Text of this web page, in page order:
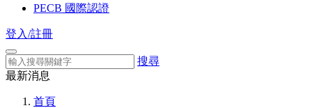
PECB 國際認證
登入/註冊
搜尋
最新消息
首頁